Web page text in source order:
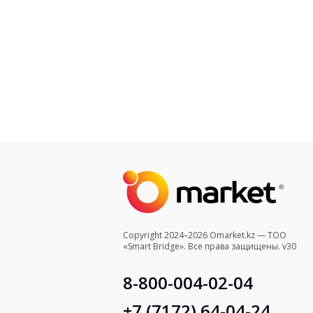
Copyright 2024–2026 Omarket.kz — ТОО
«Smart Bridge». Все права защищены. v30
8-800-004-02-04